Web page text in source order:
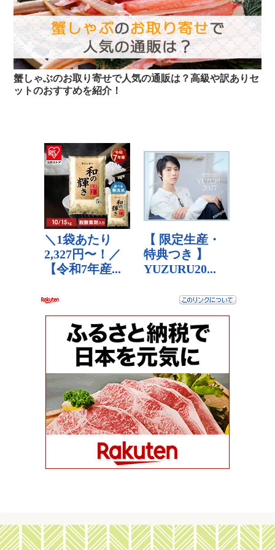
蟹しゃぶのお取り寄せで人気の通販は？高級や訳ありセ
ットのおすすめを紹介！